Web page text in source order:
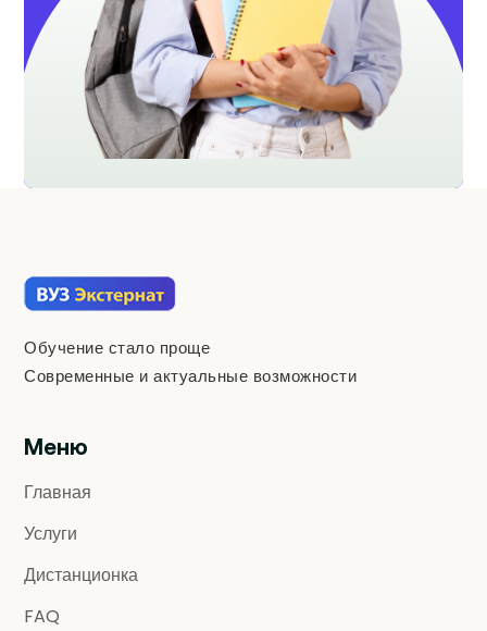
Обучение стало проще
Современные и актуальные возможности
Меню
Главная
Услуги
Дистанционка
FAQ